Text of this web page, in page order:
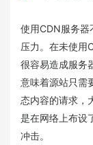
使用CDN服务器
压力。在未使用
很容易造成服务
意味着源站只需
态内容的请求，
是在网络上布设
冲击。